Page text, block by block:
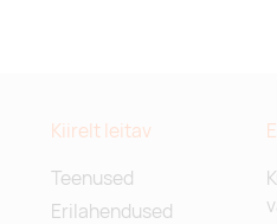
Kiirelt leitav
Teenused
Erilahendused